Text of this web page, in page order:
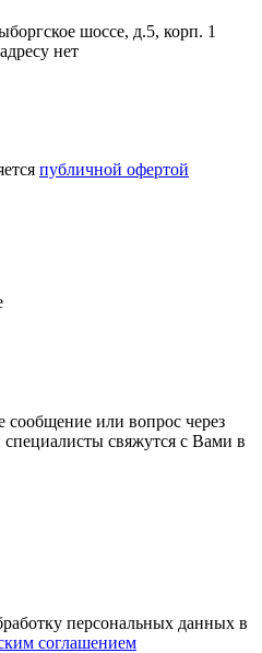
шоссе, д.5, корп. 1
нет
публичной офертой
или вопрос через
свяжутся с Вами в
персональных данных в
соглашением